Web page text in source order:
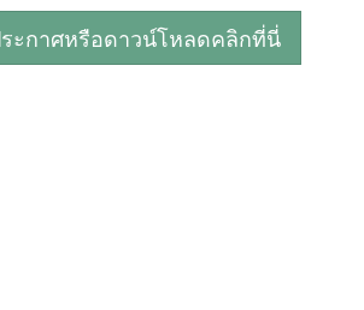
ะกาศหรือดาวน์โหลดคลิกที่นี่